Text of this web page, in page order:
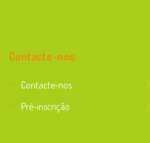
Contacte-nos:
Contacte-nos
Pré-inscrição